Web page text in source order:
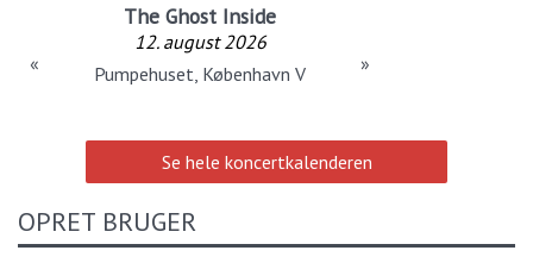
The Ghost Inside
12. august 2026
Pumpehuset, København V
« »
Se hele koncertkalenderen
OPRET BRUGER